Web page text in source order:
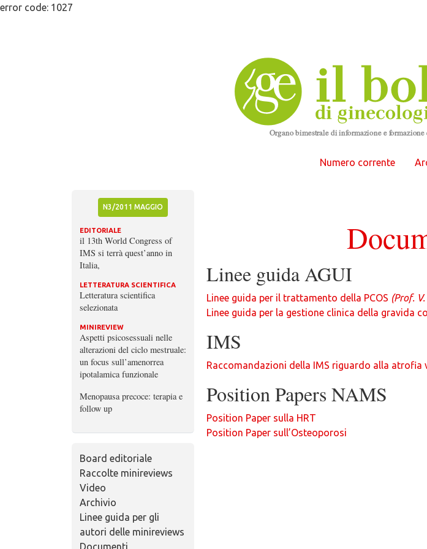
Skip
error code: 1027
Numero corrente
N3/2011 MAGGIO
EDITORIALE
il 13th World Congress of
IMS si terrà quest’anno in
Italia,
LETTERATURA SCIENTIFICA
Letteratura scientifica
selezionata
MINIREVIEW
Aspetti psicosessuali nelle
alterazioni del ciclo mestruale:
un focus sull’amenorrea
ipotalamica funzionale
Menopausa precoce: terapia e
follow up
Board editoriale
Raccolte minireviews
Video
Archivio
Linee guida per gli
autori delle minireviews
Documenti
Linee guida AGUI
Linee guida per il trattamento della PCOS (Prof.
Linee guida per la gestione clinica della gravida
IMS
Raccomandazioni della IMS riguardo alla atrofia
Position Papers NAMS
Position Paper sulla HRT
Position Paper sull’Osteoporosi